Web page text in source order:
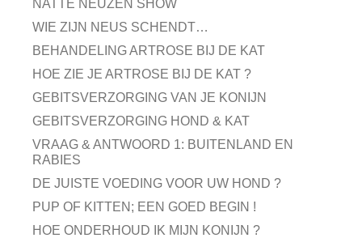
NATTE NEUZEN SHOW
WIE ZIJN NEUS SCHENDT…
BEHANDELING ARTROSE BIJ DE KAT
HOE ZIE JE ARTROSE BIJ DE KAT ?
GEBITSVERZORGING VAN JE KONIJN
GEBITSVERZORGING HOND & KAT
VRAAG & ANTWOORD 1: BUITENLAND EN
RABIES
DE JUISTE VOEDING VOOR UW HOND ?
PUP OF KITTEN; EEN GOED BEGIN !
HOE ONDERHOUD IK MIJN KONIJN ?